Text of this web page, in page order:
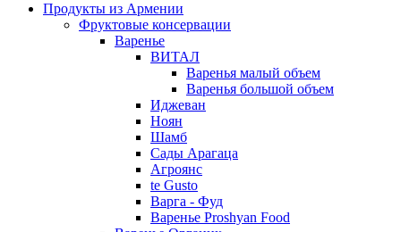
Продукты из Армении
Фруктовые консервации
Варенье
ВИТАЛ
Варенья малый объем
Варенья большой объем
Иджеван
Ноян
Шамб
Сады Арагаца
Агроянс
te Gusto
Варга - Фуд
Варенье Proshyan Food